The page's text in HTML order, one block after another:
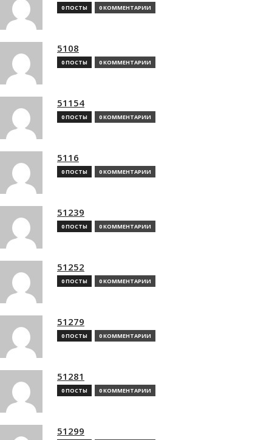
0 ПОСТЫ 0 КОММЕНТАРИИ
5108
0 ПОСТЫ 0 КОММЕНТАРИИ
51154
0 ПОСТЫ 0 КОММЕНТАРИИ
5116
0 ПОСТЫ 0 КОММЕНТАРИИ
51239
0 ПОСТЫ 0 КОММЕНТАРИИ
51252
0 ПОСТЫ 0 КОММЕНТАРИИ
51279
0 ПОСТЫ 0 КОММЕНТАРИИ
51281
0 ПОСТЫ 0 КОММЕНТАРИИ
51299